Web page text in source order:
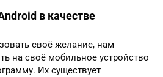
в качестве
своё желание, нам
на своё мобильное устройство
Их существует